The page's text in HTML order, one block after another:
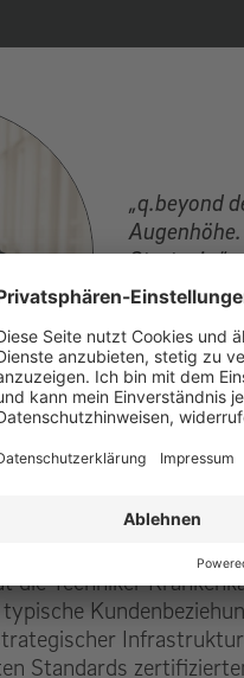
„q.beyond
Strategie.“
Jan Baltzer,
die Techniker
Standards